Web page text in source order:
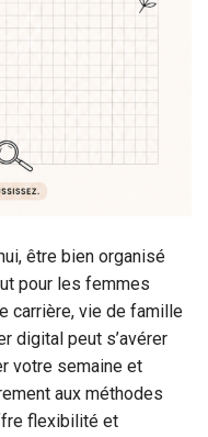
être bien organisé
pour les femmes
carrière, vie de famille
digital peut s’avérer
votre semaine et
aux méthodes
flexibilité et